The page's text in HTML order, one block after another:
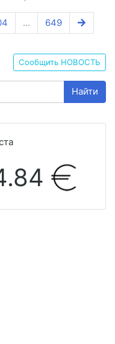
... 649
Сообщить НОВОСТЬ
Найти